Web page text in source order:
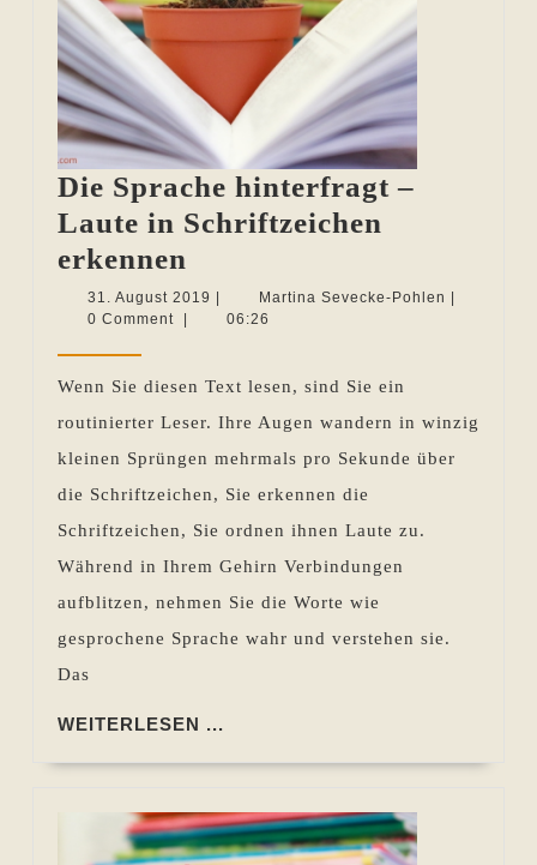
Die Sprache hinterfragt –
Laute in Schriftzeichen
erkennen
Sprache
hinterfragt
Laute
in
Schriftzeichen
erkennen
31. August 2019 31.
August
Martina Sevecke-Pohlen Martina
0 Comment
06:26
Wenn Sie diesen Text lesen, sind Sie ein
routinierter Leser. Ihre Augen wandern in winzig
kleinen Sprüngen mehrmals pro Sekunde über
die Schriftzeichen, Sie erkennen die
Schriftzeichen, Sie ordnen ihnen Laute zu.
Während in Ihrem Gehirn Verbindungen
aufblitzen, nehmen Sie die Worte wie
gesprochene Sprache wahr und verstehen sie.
Das
WEITERLESEN ...